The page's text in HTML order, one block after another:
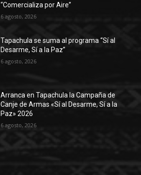
“Comercializa por Aire”
6 agosto, 2026
Tapachula se suma al programa “Sí al
Desarme, Sí a la Paz”
6 agosto, 2026
Arranca en Tapachula la Campaña de
Canje de Armas «Sí al Desarme, Sí a la
Paz» 2026
6 agosto, 2026